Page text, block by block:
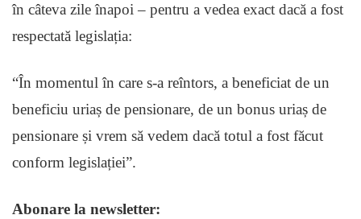
în câteva zile înapoi – pentru a vedea exact dacă a fost
respectată legislația:
“În momentul în care s-a reîntors, a beneficiat de un
beneficiu uriaș de pensionare, de un bonus uriaș de
pensionare și vrem să vedem dacă totul a fost făcut
conform legislației”.
Abonare la newsletter: